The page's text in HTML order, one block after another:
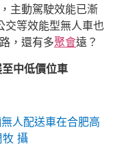
主動駕駛效能已漸
交等效能型無人車也
，還有多聚會遠？
中低價位車
人配送車在合肥高
牧 攝